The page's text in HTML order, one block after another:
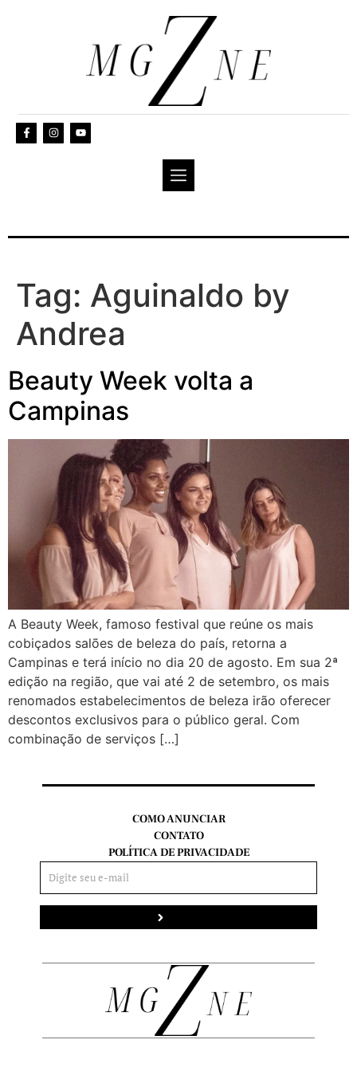
Tag: Aguinaldo by
Andrea
Beauty Week volta a
Campinas
A Beauty Week, famoso festival que reúne os mais
cobiçados salões de beleza do país, retorna a
Campinas e terá início no dia 20 de agosto. Em sua 2ª
edição na região, que vai até 2 de setembro, os mais
renomados estabelecimentos de beleza irão oferecer
descontos exclusivos para o público geral. Com
combinação de serviços […]
COMO ANUNCIAR
CONTATO
POLÍTICA DE PRIVACIDADE